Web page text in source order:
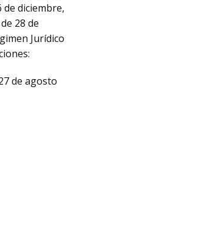
de diciembre,
28 de
Jurídico
de agosto